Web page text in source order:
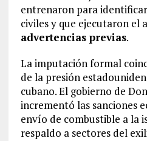
entrenaron para
civiles y que ejecutaron el
advertencias previas.
La imputación formal
de la presión
cubano. El gobierno de
incrementó las sanciones
envío de combustible a la
respaldo a sectores del